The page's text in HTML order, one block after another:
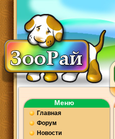
Меню
Главная
Форум
Новости